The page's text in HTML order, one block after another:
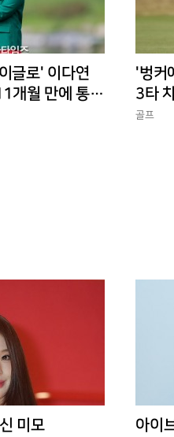
글로' 이다연
개월 만에 통산
'벙커
3타
전은
골프
미모 아이